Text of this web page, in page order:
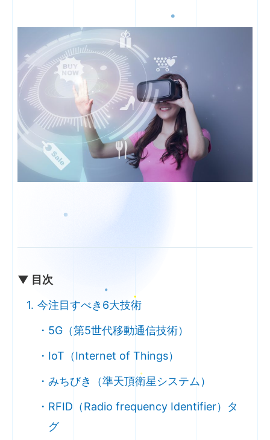
▼ 目次
今注目すべき6大技術
5G（第5世代移動通信技術）
IoT（Internet of Things）
みちびき（準天頂衛星システム）
RFID（Radio frequency Identifier）タ
グ